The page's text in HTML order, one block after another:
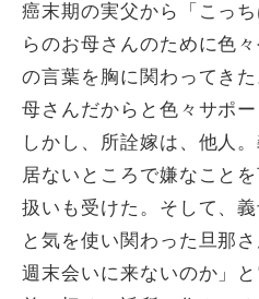
癌末期の実父から「こっ
らのお母さんのために色
の言葉を胸に関わってき
母さんだからと色々サポー
しかし、所詮嫁は、他人
居ないところで嫌なこと
扱いも受けた。そして、
と気を使い関わった旦那
週末会いに来ないのか」